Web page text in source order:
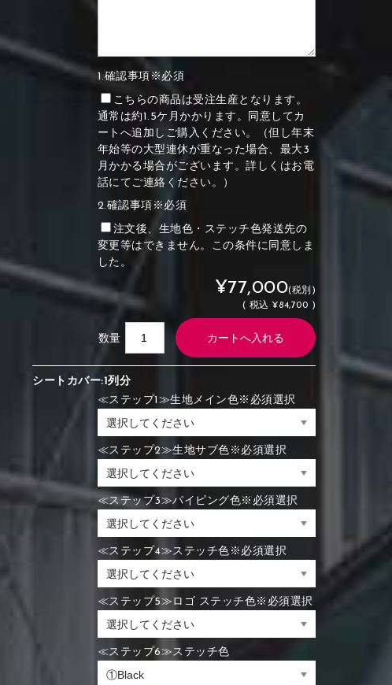
1.確認事項※必須
こちらの商品は受注生産となります。
通常は約1.5ケ月かかります。同意してカ
ートへ追加しご購入ください。（但し年末
年始等の大型連休が重なった場合、最大3
月かかる場合がございます。詳しくはお電
話にてご連絡ください。）
2.確認事項※必須
注文後、生地色・ステッチ色発送先の
変更等はできません。この条件に同意しま
した。
¥77,000(税別)
( 税込 ¥84,700 )
数量
シートカバー:1列分
≪ステップ1≫生地メイン色※必須選択
≪ステップ2≫生地サブ色※必須選択
≪ステップ3≫パイピング色※必須選択
≪ステップ4≫ステッチ色※必須選択
≪ステップ5≫ロゴ ステッチ色※必須選択
≪ステップ6≫ステッチ色